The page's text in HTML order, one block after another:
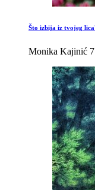
Što izbija iz tvojeg
Monika Kajinić